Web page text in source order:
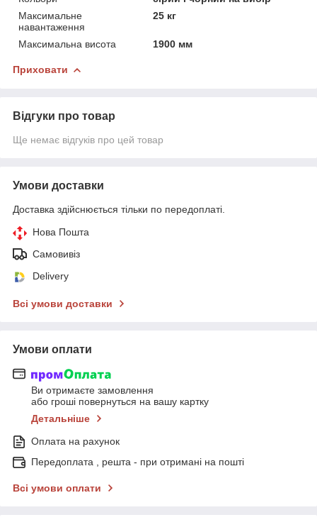
Максимальне
навантаження
25 кг
Максимальна висота 1900 мм
Приховати
Відгуки про товар
Ще немає відгуків про цей товар
Умови доставки
Доставка здійснюється тільки по передоплаті.
Нова Пошта
Самовивіз
Delivery
Всі умови доставки
Умови оплати
Ви отримаєте замовлення
або гроші повернуться на вашу картку
Детальніше
Оплата на рахунок
Передоплата , решта - при отримані на пошті
Всі умови оплати